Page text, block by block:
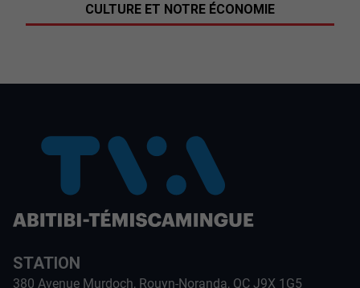
CULTURE ET NOTRE ÉCONOMIE
STATION
380 Avenue Murdoch, Rouyn-Noranda, QC J9X 1G5